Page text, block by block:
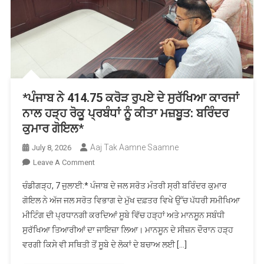
*ਪੰਜਾਬ ਨੇ 414.75 ਕਰੋੜ ਰੁਪਏ ਦੇ ਸੁਰੱਖਿਆ ਕਾਰਜਾਂ
ਨਾਲ ਹੜ੍ਹ ਰੋਕੂ ਪ੍ਰਬੰਧਾਂ ਨੂੰ ਕੀਤਾ ਮਜ਼ਬੂਤ: ਬਰਿੰਦਰ
ਕੁਮਾਰ ਗੋਇਲ*
July 8, 2026 Aaj Tak Aamne Saamne
Leave A CommentOn
ਨੇ
414.75
ਕਰੋੜ
ਰੁਪਏ
ਦੇ
ਚੰਡੀਗੜ੍ਹ, 7 ਜੁਲਾਈ:* ਪੰਜਾਬ ਦੇ ਜਲ ਸਰੋਤ ਮੰਤਰੀ ਸ੍ਰੀ ਬਰਿੰਦਰ ਕੁਮਾਰ
ਗੋਇਲ ਨੇ ਅੱਜ ਜਲ ਸਰੋਤ ਵਿਭਾਗ ਦੇ ਮੁੱਖ ਦਫ਼ਤਰ ਵਿਖੇ ਉੱਚ ਪੱਧਰੀ ਸਮੀਖਿਆ
ਮੀਟਿੰਗ ਦੀ ਪ੍ਰਧਾਨਗੀ ਕਰਦਿਆਂ ਸੂਬੇ ਵਿੱਚ ਹੜ੍ਹਾਂ ਅਤੇ ਮਾਨਸੂਨ ਸਬੰਧੀ
ਸੁਰੱਖਿਆ ਤਿਆਰੀਆਂ ਦਾ ਜਾਇਜ਼ਾ ਲਿਆ। ਮਾਨਸੂਨ ਦੇ ਸੀਜ਼ਨ ਦੌਰਾਨ ਹੜ੍ਹ
ਵਰਗੀ ਕਿਸੇ ਵੀ ਸਥਿਤੀ ਤੋਂ ਸੂਬੇ ਦੇ ਲੋਕਾਂ ਦੇ ਬਚਾਅ ਲਈ […]